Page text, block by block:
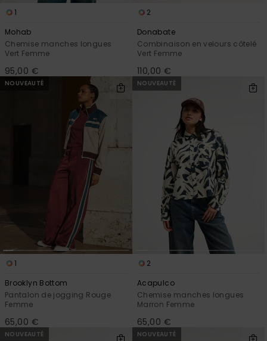
1
Mohab
Chemise manches longues
Vert Femme
95,00 €
2
Donabate
Combinaison en velours côtelé
Vert Femme
110,00 €
NOUVEAUTÉ
1
Brooklyn Bottom
Pantalon de jogging Rouge
Femme
65,00 €
NOUVEAUTÉ
2
Acapulco
Chemise manches longues
Marron Femme
65,00 €
NOUVEAUTÉ NOUVEAUTÉ